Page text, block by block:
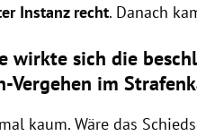
Instanz recht. Danach
wirkte sich die
Vergehen im
kaum. Wäre das